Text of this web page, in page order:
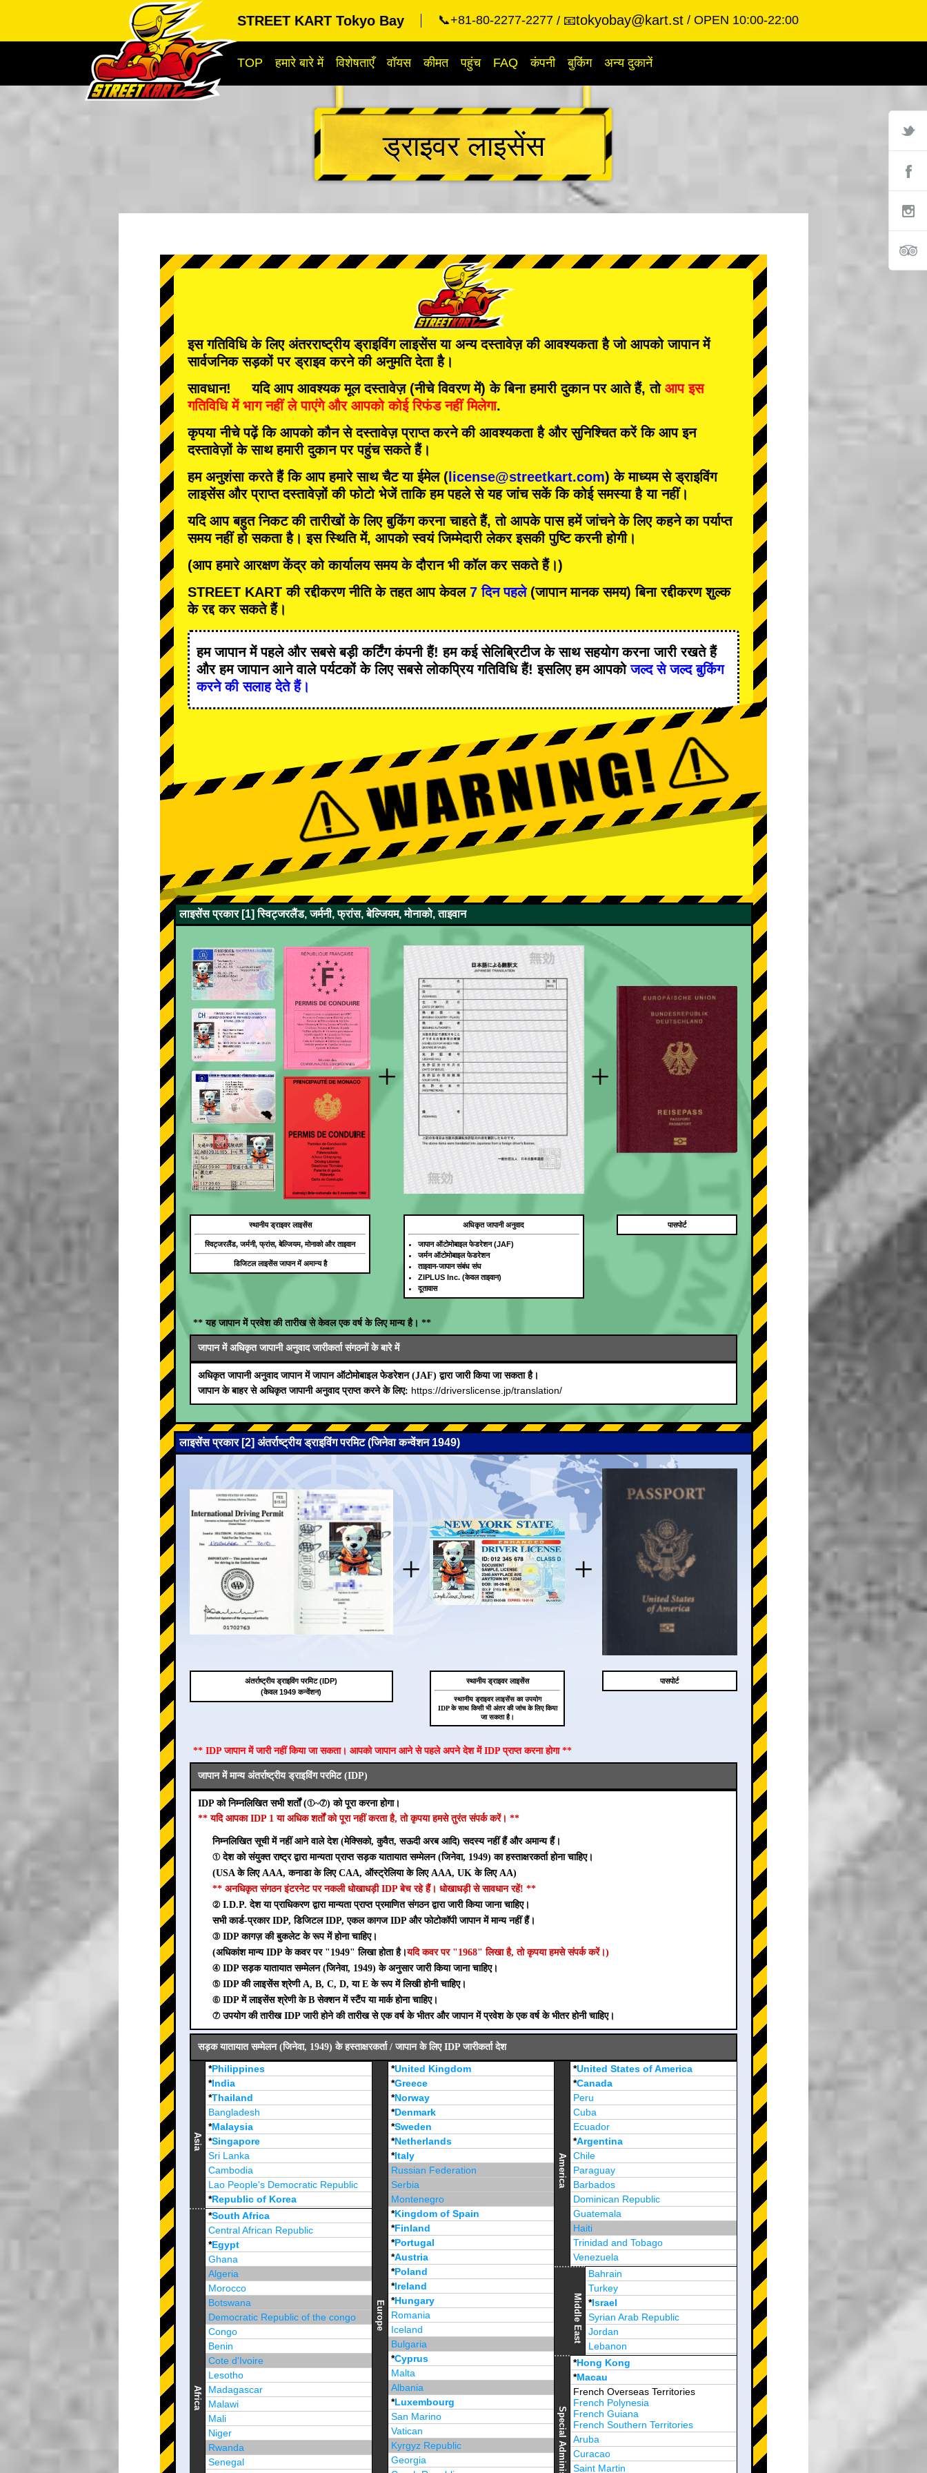
STREET KART Tokyo Bay 📞+81-80-2277-2277 📧tokyobay@kart.st OPEN 10:00-22:00
TOP हमारे बारे में विशेषताएँ वॉयस कीमत पहुंच FAQ कंपनी बुकिंग अन्य दुकानें
ड्राइवर लाइसेंस
इस गतिविधि के लिए अंतरराष्ट्रीय ड्राइविंग लाइसेंस या अन्य दस्तावेज़ की आवश्यकता है जो आपको जापान में
सार्वजनिक सड़कों पर ड्राइव करने की अनुमति देता है।
सावधान! यदि आप आवश्यक मूल दस्तावेज़ (नीचे विवरण में) के बिना हमारी दुकान पर आते हैं, तो आप इस
गतिविधि में भाग नहीं ले पाएंगे और आपको कोई रिफंड नहीं मिलेगा.
कृपया नीचे पढ़ें कि आपको कौन से दस्तावेज़ प्राप्त करने की आवश्यकता है और सुनिश्चित करें कि आप इन
दस्तावेज़ों के साथ हमारी दुकान पर पहुंच सकते हैं।
हम अनुशंसा करते हैं कि आप हमारे साथ चैट या ईमेल ( license@streetkart.com) के माध्यम से ड्राइविंग
लाइसेंस और प्राप्त दस्तावेज़ों की फोटो भेजें ताकि हम पहले से यह जांच सकें कि कोई समस्या है या नहीं।
यदि आप बहुत निकट की तारीखों के लिए बुकिंग करना चाहते हैं, तो आपके पास हमें जांचने के लिए कहने का पर्याप्त
समय नहीं हो सकता है। इस स्थिति में, आपको स्वयं जिम्मेदारी लेकर इसकी पुष्टि करनी होगी।
(आप हमारे आरक्षण केंद्र को कार्यालय समय के दौरान भी कॉल कर सकते हैं।)
STREET KART की रद्दीकरण नीति के तहत आप केवल7 दिन पहले(जापान मानक समय) बिना रद्दीकरण शुल्क
के रद्द कर सकते हैं।
हम जापान मेंपहलेऔरसबसे बड़ी कर्टिंग कंपनीहैं! हमकई सेलिब्रिटीजके साथ सहयोग करना जारी रखते हैं
और हम जापान आने वाले पर्यटकों के लिएसबसे लोकप्रिय गतिविधिहैं! इसलिए हम आपकोजल्द से जल्द बुकिंग
करने की सलाह देते हैं।
लाइसेंस प्रकार [1] स्विट्जरलैंड, जर्मनी, फ्रांस, बेल्जियम, मोनाको, ताइवान
+ +
स्थानीय ड्राइवर लाइसेंस
स्विट्जरलैंड, जर्मनी, फ्रांस, बेल्जियम, मोनाको और ताइवान
डिजिटल लाइसेंस जापान में अमान्य है
अधिकृत जापानी अनुवाद
जापान ऑटोमोबाइल फेडरेशन (JAF)
जर्मन ऑटोमोबाइल फेडरेशन
ताइवान-जापान संबंध संघ
ZIPLUS Inc. (केवल ताइवान)
दूतावास
पासपोर्ट
** यह जापान में प्रवेश की तारीख से केवल एक वर्ष के लिए मान्य है। **
जापान में अधिकृत जापानी अनुवाद जारीकर्ता संगठनों के बारे में
अधिकृत जापानी अनुवाद जापान में जापान ऑटोमोबाइल फेडरेशन (JAF) द्वारा जारी किया जा सकता है।
जापान के बाहर से अधिकृत जापानी अनुवाद प्राप्त करने के लिए: https://driverslicense.jp/translation/
लाइसेंस प्रकार [2] अंतर्राष्ट्रीय ड्राइविंग परमिट (जिनेवा कन्वेंशन 1949)
+ +
अंतर्राष्ट्रीय ड्राइविंग परमिट (IDP)
(केवल 1949 कन्वेंशन)
स्थानीय ड्राइवर लाइसेंस
स्थानीय ड्राइवर लाइसेंस का उपयोग
IDP के साथ किसी भी अंतर की जांच के लिए किया
जा सकता है।
पासपोर्ट
** IDP जापान में जारी नहीं किया जा सकता। आपको जापान आने से पहले अपने देश में IDP प्राप्त करना होगा **
जापान में मान्य अंतर्राष्ट्रीय ड्राइविंग परमिट (IDP)
IDP को निम्नलिखित सभी शर्तों (①~⑦) को पूरा करना होगा।
** यदि आपका IDP 1 या अधिक शर्तों को पूरा नहीं करता है, तो कृपया हमसे तुरंत संपर्क करें। **
निम्नलिखित सूची में नहीं आने वाले देश (मेक्सिको, कुवैत, सऊदी अरब आदि) सदस्य नहीं हैं और अमान्य हैं।
① देश को संयुक्त राष्ट्र द्वारा मान्यता प्राप्त सड़क यातायात सम्मेलन (जिनेवा, 1949) का हस्ताक्षरकर्ता होना चाहिए।
(USA के लिए AAA, कनाडा के लिए CAA, ऑस्ट्रेलिया के लिए AAA, UK के लिए AA)
** अनधिकृत संगठन इंटरनेट पर नकली धोखाधड़ी IDP बेच रहे हैं। धोखाधड़ी से सावधान रहें! **
② I.D.P. देश या प्राधिकरण द्वारा मान्यता प्राप्त प्रमाणित संगठन द्वारा जारी किया जाना चाहिए।
सभी कार्ड-प्रकार IDP, डिजिटल IDP, एकल कागज IDP और फोटोकॉपी जापान में मान्य नहीं हैं।
③ IDP कागज़ की बुकलेट के रूप में होना चाहिए।
(अधिकांश मान्य IDP के कवर पर "1949" लिखा होता है।यदि कवर पर "1968" लिखा है, तो कृपया हमसे संपर्क करें।)
④ IDP सड़क यातायात सम्मेलन (जिनेवा, 1949) के अनुसार जारी किया जाना चाहिए।
⑤ IDP की लाइसेंस श्रेणी A, B, C, D, या E के रूप में लिखी होनी चाहिए।
⑥ IDP में लाइसेंस श्रेणी के B सेक्शन में स्टैंप या मार्क होना चाहिए।
⑦ उपयोग की तारीख IDP जारी होने की तारीख से एक वर्ष के भीतर और जापान में प्रवेश के एक वर्ष के भीतर होनी चाहिए।
सड़क यातायात सम्मेलन (जिनेवा, 1949) के हस्ताक्षरकर्ता / जापान के लिए IDP जारीकर्ता देश
Asia
*Philippines
*India
*Thailand
Bangladesh
*Malaysia
*Singapore
Sri Lanka
Cambodia
Lao People's Democratic Republic
*Republic of Korea
Brunei Darussalam
Africa
*South Africa
Central African Republic
*Egypt
Ghana
Algeria
Morocco
Botswana
Democratic Republic of the congo
Congo
Benin
Cote d'Ivoire
Lesotho
Madagascar
Malawi
Mali
Niger
Rwanda
Senegal
Europe
*United Kingdom
*Greece
*Norway
*Denmark
*Sweden
*Netherlands
*Italy
Russian Federation
Serbia
Montenegro
*Kingdom of Spain
*Finland
*Portugal
*Austria
*Poland
*Ireland
*Hungary
Romania
Iceland
Bulgaria
*Cyprus
Malta
Albania
*Luxembourg
San Marino
Vatican
Kyrgyz Republic
Georgia
America
*United States of America
*Canada
Peru
Cuba
Ecuador
*Argentina
Chile
Paraguay
Barbados
Dominican Republic
Guatemala
Haiti
Trinidad and Tobago
Venezuela
Jamaica
Middle East
Bahrain
Turkey
*Israel
Syrian Arab Republic
Jordan
Lebanon
*United Arab Emirates
*Hong Kong
*Macau
French Overseas Territories
French Polynesia
French Guiana
French Southern Territories
Aruba
Curacao
Saint Martin